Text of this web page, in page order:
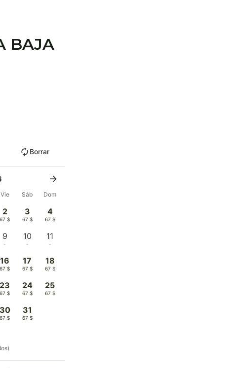
BAJA
Borrar
Vie Sáb Dom
2
67 $
3
67 $
4
67 $
9
-
10
-
11
-
16
67 $
17
67 $
18
67 $
23
67 $
24
67 $
25
67 $
30
67 $
31
67 $